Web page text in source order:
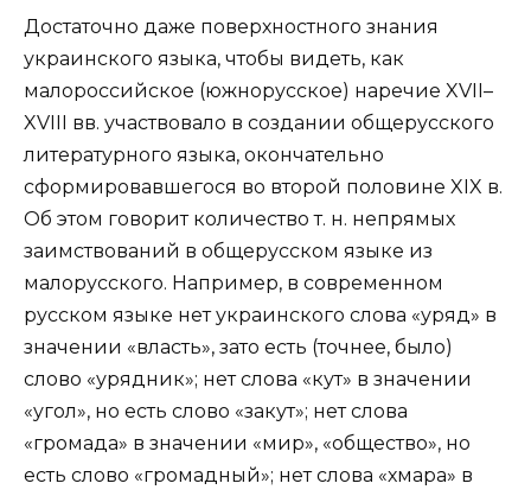
Достаточно даже поверхностного знания
украинского языка, чтобы видеть, как
малороссийское (южнорусское) наречие XVII–
XVIII вв. участвовало в создании общерусского
литературного языка, окончательно
сформировавшегося во второй половине XIX в.
Об этом говорит количество т. н. непрямых
заимствований в общерусском языке из
малорусского. Например, в современном
русском языке нет украинского слова «уряд» в
значении «власть», зато есть (точнее, было)
слово «урядник»; нет слова «кут» в значении
«угол», но есть слово «закут»; нет слова
«громада» в значении «мир», «общество», но
есть слово «громадный»; нет слова «хмара» в